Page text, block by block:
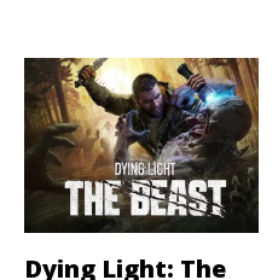
Dying Light: The